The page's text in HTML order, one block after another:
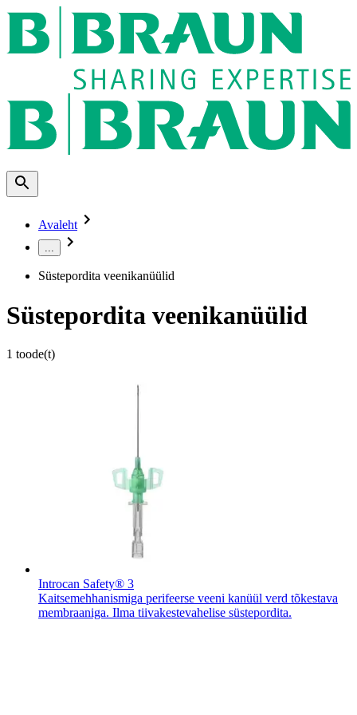
Avaleht
...
Süstepordita veenikanüülid
Süstepordita veenikanüülid
1 toode(t)
Introcan Safety® 3
Kaitsemehhanismiga perifeerse veeni kanüül verd tõkestava
membraaniga. Ilma tiivakestevahelise süstepordita.